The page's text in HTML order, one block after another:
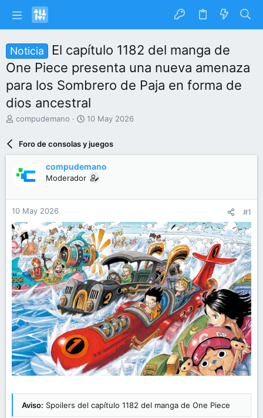
Noticia
El capítulo 1182 del manga de
One Piece presenta una nueva amenaza
para los Sombrero de Paja en forma de
dios ancestral
I
a
r
d
e
l
t
e
m
a
compudemano
F
c
h
d
e
n
c
i
o
10 May 2026
Foro de consolas y juegos
compudemano
Moderador
10 May 2026 #1
Aviso: Spoilers del capítulo 1182 del manga de One Piece